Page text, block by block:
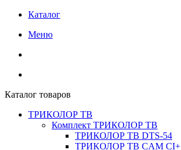
Каталог
Меню
Каталог товаров
ТРИКОЛОР ТВ
Комплект ТРИКОЛОР ТВ
ТРИКОЛОР ТВ DTS-54
ТРИКОЛОР ТВ CAM CI+